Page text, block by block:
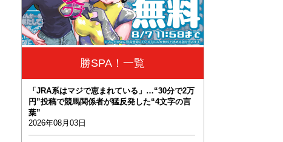
勝SPA！一覧
「JRA系はマジで恵まれている」…“30分で2万
円”投稿で競馬関係者が猛反発した“4文字の言
葉”
2026年08月03日